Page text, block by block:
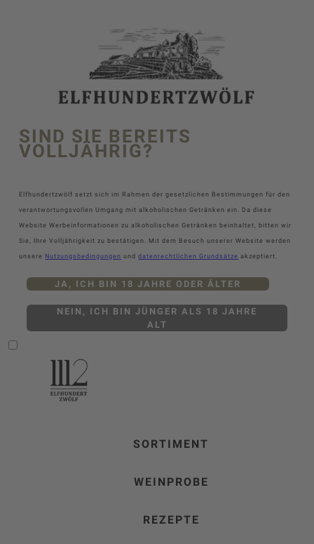
SIND SIE BEREITS
VOLLJÄHRIG?
Elfhundertzwölf setzt sich im Rahmen der gesetzlichen Bestimmungen für den
verantwortungsvollen Umgang mit alkoholischen Getränken ein. Da diese
Website Werbeinformationen zu alkoholischen Getränken beinhaltet, bitten wir
Sie, Ihre Volljährigkeit zu bestätigen. Mit dem Besuch unserer Website werden
unsere Nutzungsbedingungen unddatenrechtlichen Grundsätze akzeptiert.
JA, ICH BIN 18 JAHRE ODER ÄLTER
NEIN, ICH BIN JÜNGER ALS 18 JAHRE
ALT
SORTIMENT
WEINPROBE
REZEPTE